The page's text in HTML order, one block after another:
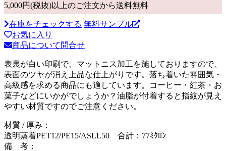
5,000円(税抜)以上のご注文から送料無料
在庫をチェックする 無料サンプル
お気に入り
商品について問合せ
表裏が白い印刷で、マットニス加工を施しておりますので、
表面のツヤが消え上品な仕上がりです。落ち着いた雰囲気・
高級感を求める商品にも適しています。コーヒー・紅茶・お
菓子などにいかがでしょうか？油脂が付着すると指紋が見え
やすい材質ですのでご注意ください。
材質 / 厚み：
透明蒸着PET12/PE15/ASLL50 合計：77ﾐｸﾛﾝ
備 考：